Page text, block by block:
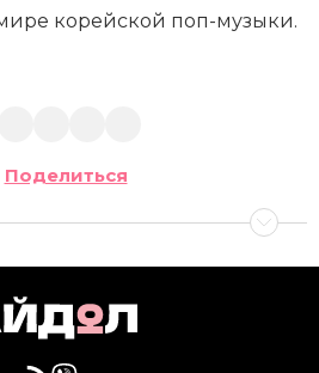
корейской поп-музыки.
Поделиться